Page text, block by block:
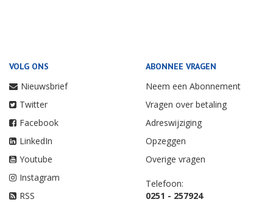
VOLG ONS
Nieuwsbrief
Twitter
Facebook
LinkedIn
Youtube
Instagram
RSS
ABONNEE VRAGEN
Neem een Abonnement
Vragen over betaling
Adreswijziging
Opzeggen
Overige vragen
Telefoon:
0251 - 257924